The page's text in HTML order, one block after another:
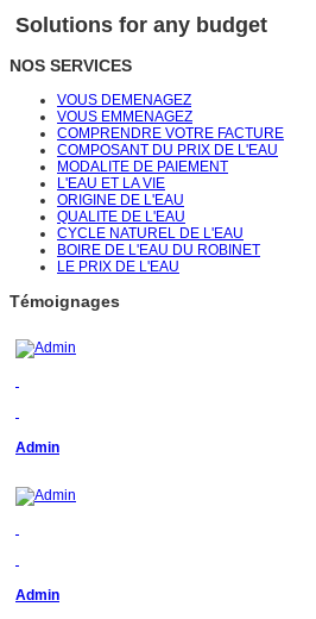
Solutions for any budget
NOS SERVICES
VOUS DEMENAGEZ
VOUS EMMENAGEZ
COMPRENDRE VOTRE FACTURE
COMPOSANT DU PRIX DE L'EAU
MODALITE DE PAIEMENT
L'EAU ET LA VIE
ORIGINE DE L'EAU
QUALITE DE L'EAU
CYCLE NATUREL DE L'EAU
BOIRE DE L'EAU DU ROBINET
LE PRIX DE L'EAU
Témoignages
Admin
Admin